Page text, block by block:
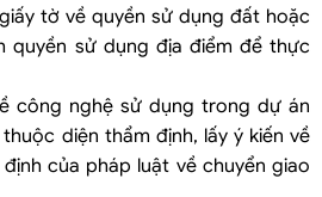
tờ về quyền sử dụng đất hoặc
quyền sử dụng địa điểm để thực
công nghệ sử dụng trong dự án
diện thẩm định, lấy ý kiến về
của pháp luật về chuyển giao